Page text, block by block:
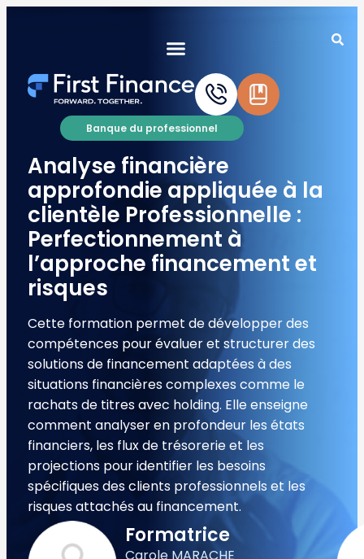
Banque du professionnel
Analyse financière
approfondie appliquée à la
clientèle Professionnelle :
Perfectionnement à
l’approche financement et
risques
Cette formation permet de développer des
compétences pour évaluer et structurer des
solutions de financement adaptées à des
situations financières complexes comme le
rachats de titres avec holding. Elle enseigne
comment analyser en profondeur les états
financiers, les flux de trésorerie et les
projections pour identifier les besoins
spécifiques des clients professionnels et les
risques attachés au financement.
Formatrice
Carole MARACHE